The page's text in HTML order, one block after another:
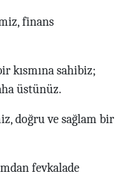
finans
kısmına sahibiz;
üstünüz.
doğru ve sağlam bir
fevkalade